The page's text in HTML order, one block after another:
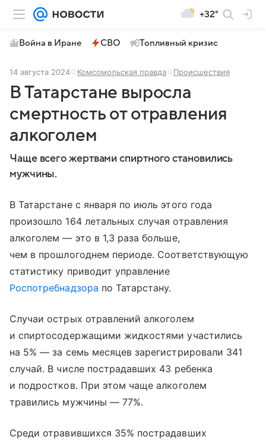
+32°
Война в Иране СВО Топливный кризис
14 августа 2024 Комсомольская правда Происшествия
В Татарстане выросла
смертность от отравления
алкоголем
Чаще всего жертвами спиртного становились
мужчины.
В Татарстане с января по июль этого года
произошло 164 летальных случая отравления
алкоголем — это в 1,3 раза больше,
чем в прошлогоднем периоде. Соответствующую
статистику приводит управление
Роспотребнадзора по Татарстану.
Случаи острых отравлений алкоголем
и спиртосодержащими жидкостями участились
на 5% — за семь месяцев зарегистрировали 341
случай. В числе пострадавших 43 ребенка
и подростков. При этом чаще алкоголем
травились мужчины — 77%.
Среди отравившихся 35% пострадавших